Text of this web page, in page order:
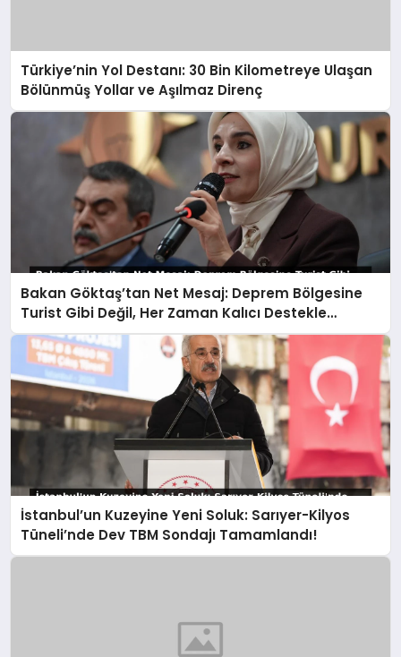
Türkiye’nin Yol Destanı: 30 Bin Kilometreye Ulaşan
Bölünmüş Yollar ve Aşılmaz Direnç
Bakan Göktaş’tan Net Mesaj: Deprem Bölgesine
Turist Gibi Değil, Her Zaman Kalıcı Destekle
Gidiyoruz!
İstanbul’un Kuzeyine Yeni Soluk: Sarıyer-Kilyos
Tüneli’nde Dev TBM Sondajı Tamamlandı!